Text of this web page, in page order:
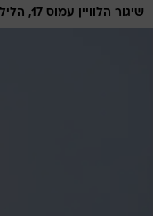
שיגור הלוויין עמוס 17, הלילה